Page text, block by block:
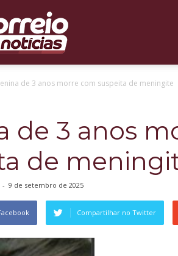
Correio
Notícias
de 3 anos morre com suspeita de meningite
de 3 anos
de
- 9 de setembro de 2025
Compartilhar no Twitter